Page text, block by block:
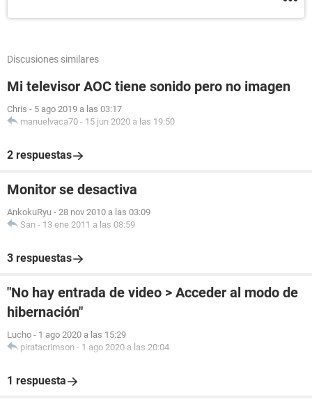
Discusiones similares
Mi televisor AOC tiene sonido pero no imagen
Chris - 5 ago 2019 a las 03:17
manuelvaca70 - 15 jun 2020 a las 19:50
2 respuestas
Monitor se desactiva
AnkokuRyu - 28 nov 2010 a las 03:09
San - 13 ene 2011 a las 08:59
3 respuestas
"No hay entrada de video > Acceder al modo de
hibernación"
Lucho - 1 ago 2020 a las 15:29
piratacrimson - 1 ago 2020 a las 20:04
1 respuesta